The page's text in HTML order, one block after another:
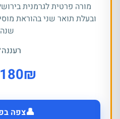
מורה פרטית לגרמנית
שנה
רעננה
₪
180
👤צפה